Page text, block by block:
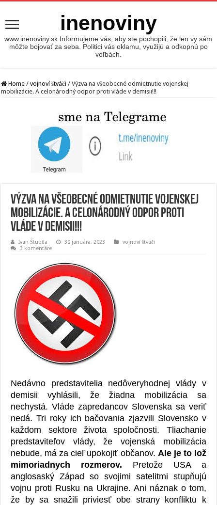
inenoviny
www.inenoviny.sk Informujeme vás, aby ste pochopili, že len vy sám
môžte bojovať za seba. Politici vás oklamu, využijú a odkopnú po
voľbách.
Home / vojnoví štváči / Výzva na všeobecné odmietnutie vojenskej
mobilizácie. A celonárodný odpor proti vláde v demisii!!!
Výzva na všeobecné odmietnutie vojenskej
mobilizácie. A celonárodný odpor proti
vláde v demisii!!!
Ivan Štubňa 30 januára, 2023
vojnoví štváči
3 komentáre
Nedávno predstavitelia nedôveryhodnej vlády v
demisii vyhlásili, že žiadna mobilizácia sa
nechystá. Vláde zapredancov Slovenska sa veriť
nedá. Tri roky ich bačovania zjazvili Slovensko v
každom sektore života spoločnosti. Tliachanie
predstaviteľov vlády, že vojenská mobilizácia
nebude, má za cieľ upokojiť občanov. Ale je to lož
mimoriadnych rozmerov. Pretože USA a
anglosaský Západ so svojimi satelitmi stupňujú
vojnu proti Rusku na Ukrajine. Ani náznak o tom,
že by sa snažili priviesť obe strany konfliktu k